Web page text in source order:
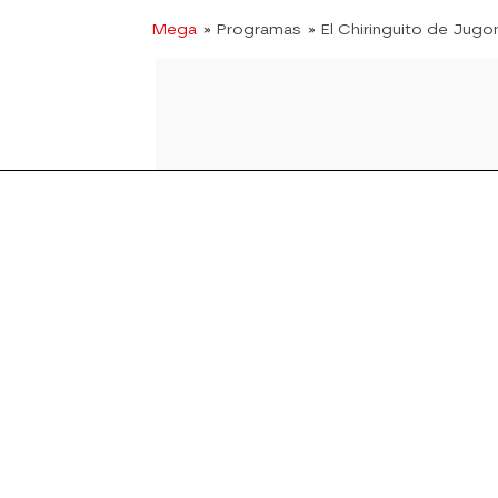
Mega » Programas » El Chiringuito de